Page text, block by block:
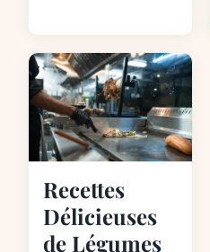
Recettes
Délicieuses
de Légumes